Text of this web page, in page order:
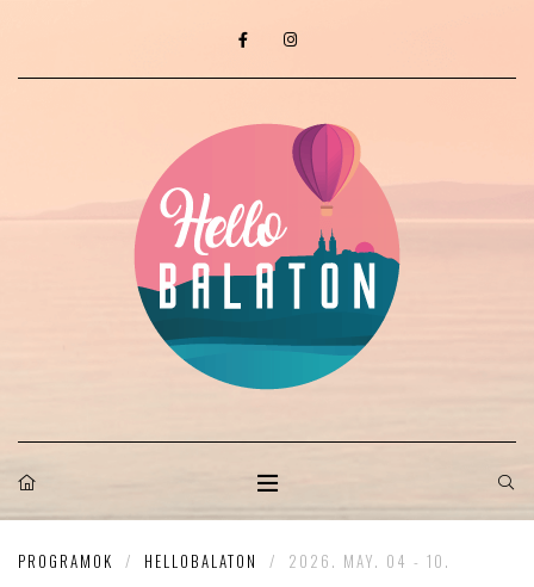
PROGRAMOK / HELLOBALATON / 2026. MAY. 04 - 10.